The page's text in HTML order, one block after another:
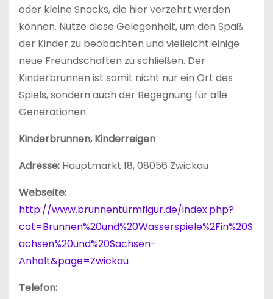
oder kleine Snacks, die hier verzehrt werden
können. Nutze diese Gelegenheit, um den Spaß
der Kinder zu beobachten und vielleicht einige
neue Freundschaften zu schließen. Der
Kinderbrunnen ist somit nicht nur ein Ort des
Spiels, sondern auch der Begegnung für alle
Generationen.
Kinderbrunnen, Kinderreigen
Adresse: Hauptmarkt 18, 08056 Zwickau
Webseite:
http://www.brunnenturmfigur.de/index.php?
cat=Brunnen%20und%20Wasserspiele%2Fin%20S
achsen%20und%20Sachsen-
Anhalt&page=Zwickau
Telefon: